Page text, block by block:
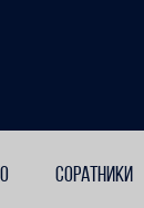
СОРАТНИКИ